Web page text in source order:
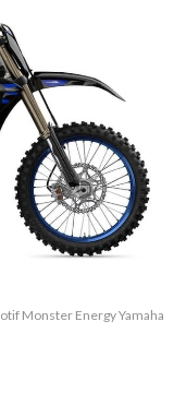
Monster Energy Yamaha